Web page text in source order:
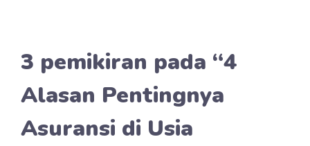
3 pemikiran pada “4
Alasan Pentingnya
Asuransi di Usia